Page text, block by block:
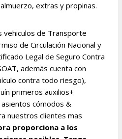
extras y propinas.
vehiculos de Transporte
de Circulación Nacional y
Legal de Seguro Contra
además cuenta con
contra todo riesgo),
primeros auxilios+
cómodos &
nuestros clientes mas
proporciona a los